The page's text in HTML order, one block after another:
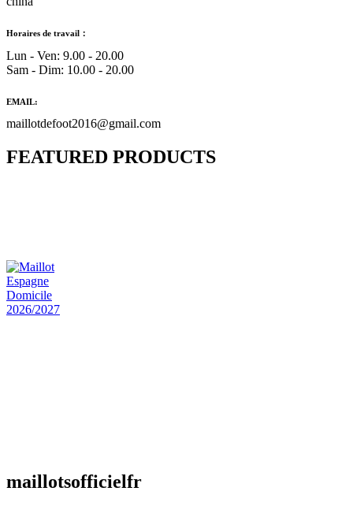
Horaires de travail：
Lun - Ven: 9.00 - 20.00
Sam - Dim: 10.00 - 20.00
EMAIL:
maillotdefoot2016@gmail.com
FEATURED PRODUCTS
maillotsofficielfr